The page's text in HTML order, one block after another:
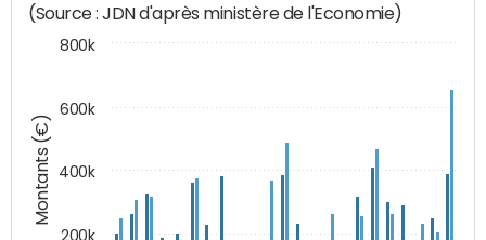
Montants (€)
(Source : JDN d'après ministère de l'Economie)
200k
400k
600k
800k